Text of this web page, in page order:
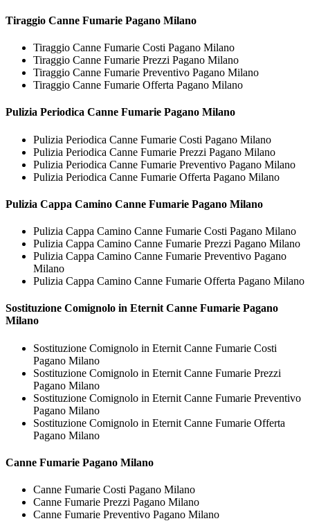
Tiraggio Canne Fumarie Pagano Milano
Tiraggio Canne Fumarie Costi Pagano Milano
Tiraggio Canne Fumarie Prezzi Pagano Milano
Tiraggio Canne Fumarie Preventivo Pagano Milano
Tiraggio Canne Fumarie Offerta Pagano Milano
Pulizia Periodica Canne Fumarie Pagano Milano
Pulizia Periodica Canne Fumarie Costi Pagano Milano
Pulizia Periodica Canne Fumarie Prezzi Pagano Milano
Pulizia Periodica Canne Fumarie Preventivo Pagano Milano
Pulizia Periodica Canne Fumarie Offerta Pagano Milano
Pulizia Cappa Camino Canne Fumarie Pagano Milano
Pulizia Cappa Camino Canne Fumarie Costi Pagano Milano
Pulizia Cappa Camino Canne Fumarie Prezzi Pagano Milano
Pulizia Cappa Camino Canne Fumarie Preventivo Pagano
Milano
Pulizia Cappa Camino Canne Fumarie Offerta Pagano Milano
Sostituzione Comignolo in Eternit Canne Fumarie Pagano
Milano
Sostituzione Comignolo in Eternit Canne Fumarie Costi
Pagano Milano
Sostituzione Comignolo in Eternit Canne Fumarie Prezzi
Pagano Milano
Sostituzione Comignolo in Eternit Canne Fumarie Preventivo
Pagano Milano
Sostituzione Comignolo in Eternit Canne Fumarie Offerta
Pagano Milano
Canne Fumarie Pagano Milano
Canne Fumarie Costi Pagano Milano
Canne Fumarie Prezzi Pagano Milano
Canne Fumarie Preventivo Pagano Milano